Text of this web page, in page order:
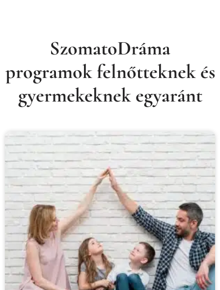
SzomatoDráma
programok felnőtteknek és
gyermekeknek egyaránt